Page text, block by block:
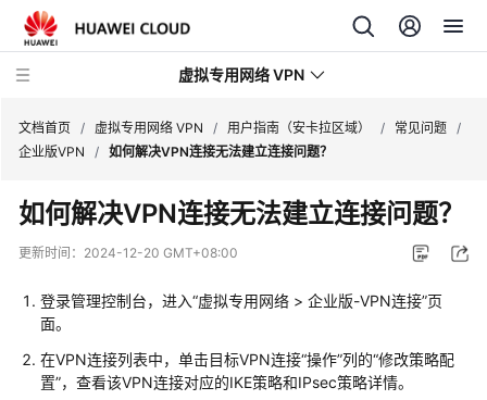
虚拟专用网络 VPN
最
新
动
产
介
绍
文档首页 / 虚拟专用网络 VPN / 用户指南（安卡拉区域） / 常见问题 /
企业版VPN
/ 如何解决VPN连接无法建立连接问题？
如何解决VPN连接无法建立连接问题？
更新时间： 2024-12-20 GMT+08:00
登录管理控制台，进入“虚拟专用网络 > 企业版-VPN连接”页
面。
在VPN连接列表中，单击目标VPN连接“操作”列的“修改策略配
置”，查看该VPN连接对应的IKE策略和IPsec策略详情。